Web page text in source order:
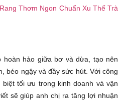
Thơm Ngon Chuẩn Xu Thế Trà
hảo giữa bơ và dừa, tạo nên
béo ngậy và đầy sức hút. Với công
tối ưu trong kinh doanh và vận
sẽ giúp anh chị ra tăng lợi nhuận